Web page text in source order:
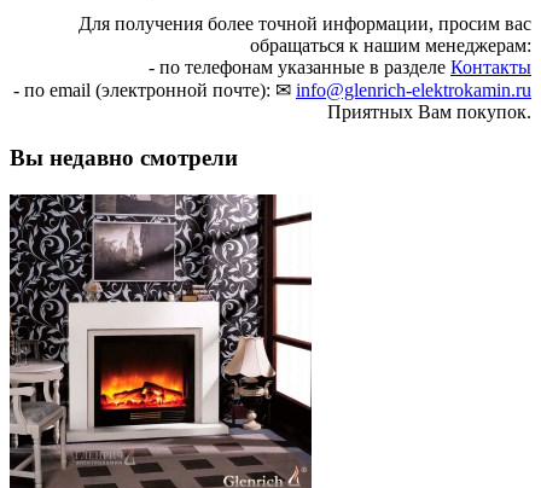
Для получения более точной информации, просим вас
обращаться к нашим менеджерам:
- по телефонам указанные в разделе Контакты
- по email (электронной почте): ✉ info@glenrich-elektrokamin.ru
Приятных Вам покупок.
Вы недавно смотрели